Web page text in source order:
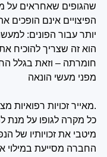
שהגופים שאחראים על
הפיצויים אינם הופכים
יותר עבור הפונים:
הוא זה שצריך להוכיח
חומרתה – וזאת בגלל
מפני מעשי הונאה
.מאייר זכויות רפואיות
כל מקרה לגופו על מנת
מיטבי את זכויותיו של
החברה מסייעת במילוי